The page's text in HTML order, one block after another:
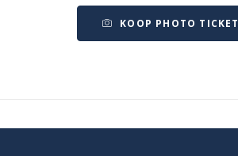
KOOP PHOTO TICKET